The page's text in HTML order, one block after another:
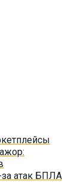
за атак БПЛА